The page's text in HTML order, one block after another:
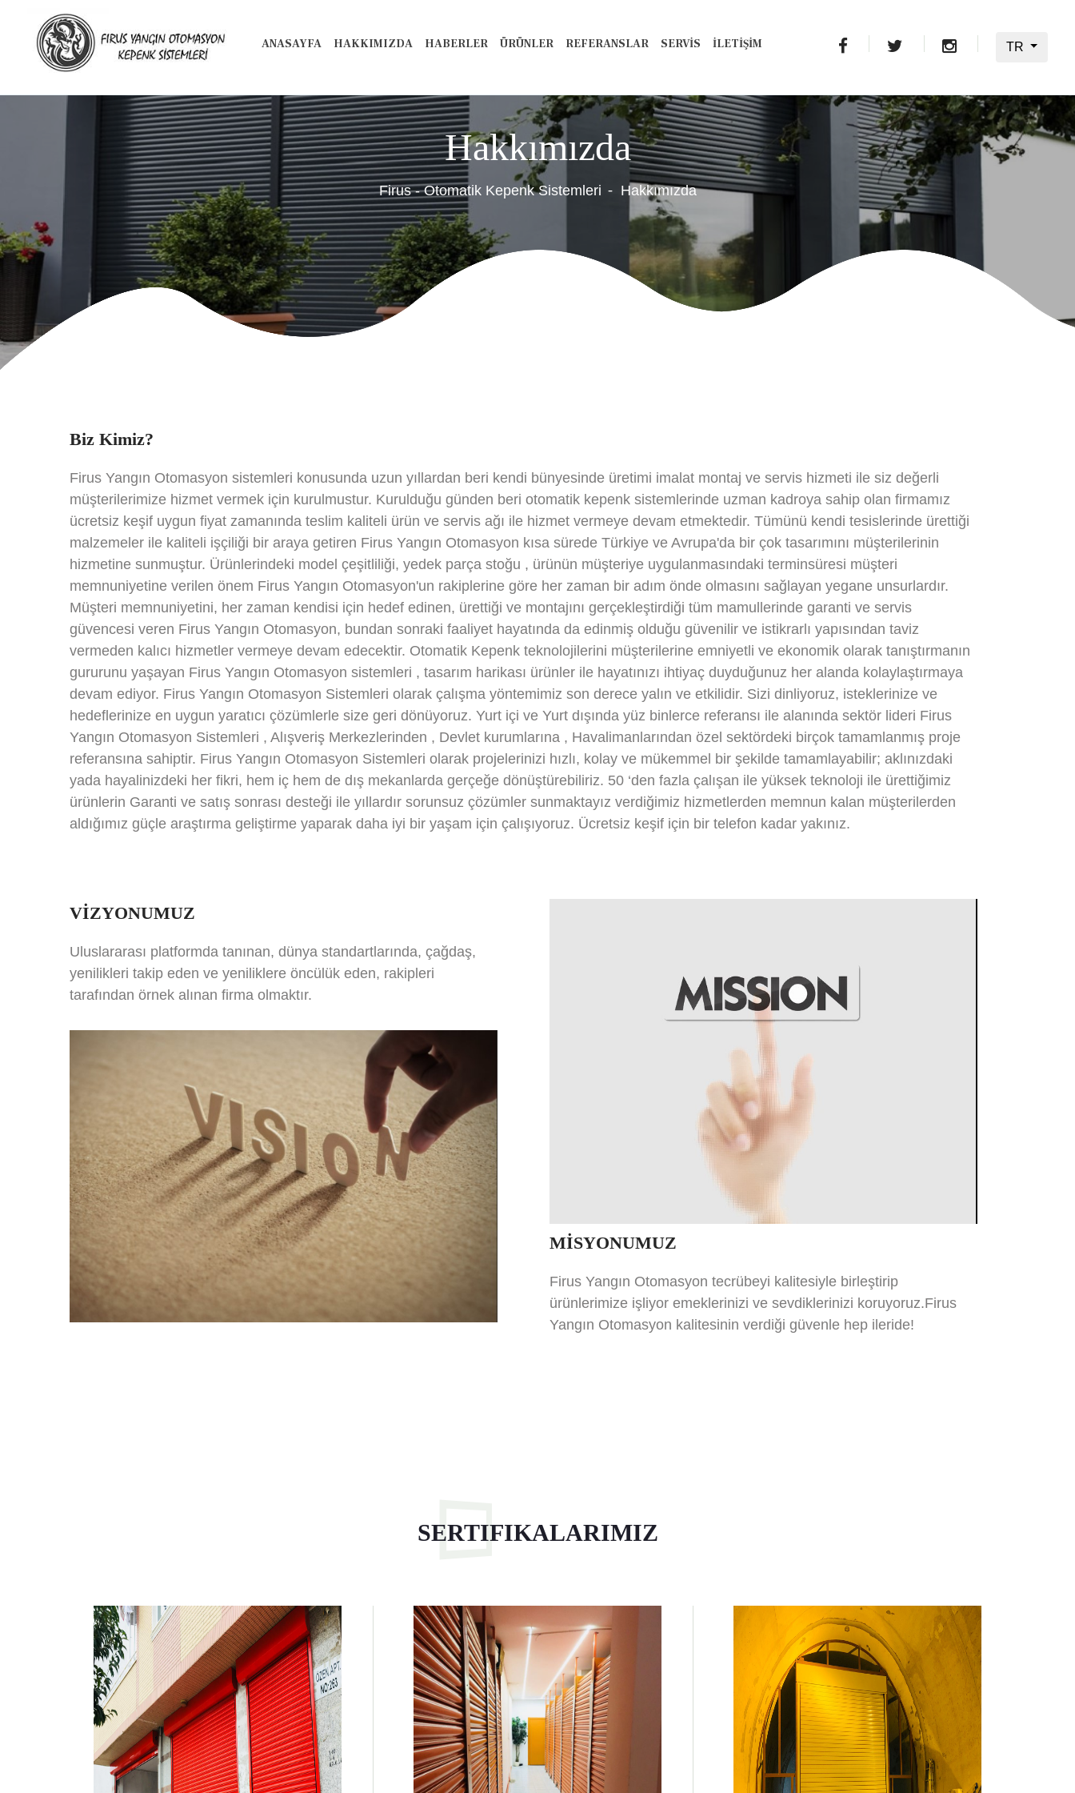
TR
ANASAYFA HAKKIMIZDA HABERLER ÜRÜNLER REFERANSLAR SERVİS İLETİŞİM
Hakkımızda
Firus - Otomatik Kepenk Sistemleri Hakkımızda
Biz Kimiz?
Firus Yangın Otomasyon sistemleri konusunda uzun yıllardan beri kendi bünyesinde üretimi imalat montaj ve servis hizmeti ile siz değerli
müşterilerimize hizmet vermek için kurulmustur. Kurulduğu günden beri otomatik kepenk sistemlerinde uzman kadroya sahip olan firmamız
ücretsiz keşif uygun fiyat zamanında teslim kaliteli ürün ve servis ağı ile hizmet vermeye devam etmektedir. Tümünü kendi tesislerinde ürettiği
malzemeler ile kaliteli işçiliği bir araya getiren Firus Yangın Otomasyon kısa sürede Türkiye ve Avrupa'da bir çok tasarımını müşterilerinin
hizmetine sunmuştur. Ürünlerindeki model çeşitliliği, yedek parça stoğu , ürünün müşteriye uygulanmasındaki terminsüresi müşteri
memnuniyetine verilen önem Firus Yangın Otomasyon'un rakiplerine göre her zaman bir adım önde olmasını sağlayan yegane unsurlardır.
Müşteri memnuniyetini, her zaman kendisi için hedef edinen, ürettiği ve montajını gerçekleştirdiği tüm mamullerinde garanti ve servis
güvencesi veren Firus Yangın Otomasyon, bundan sonraki faaliyet hayatında da edinmiş olduğu güvenilir ve istikrarlı yapısından taviz
vermeden kalıcı hizmetler vermeye devam edecektir. Otomatik Kepenk teknolojilerini müşterilerine emniyetli ve ekonomik olarak tanıştırmanın
gururunu yaşayan Firus Yangın Otomasyon sistemleri , tasarım harikası ürünler ile hayatınızı ihtiyaç duyduğunuz her alanda kolaylaştırmaya
devam ediyor. Firus Yangın Otomasyon Sistemleri olarak çalışma yöntemimiz son derece yalın ve etkilidir. Sizi dinliyoruz, isteklerinize ve
hedeflerinize en uygun yaratıcı çözümlerle size geri dönüyoruz. Yurt içi ve Yurt dışında yüz binlerce referansı ile alanında sektör lideri Firus
Yangın Otomasyon Sistemleri , Alışveriş Merkezlerinden , Devlet kurumlarına , Havalimanlarından özel sektördeki birçok tamamlanmış proje
referansına sahiptir. Firus Yangın Otomasyon Sistemleri olarak projelerinizi hızlı, kolay ve mükemmel bir şekilde tamamlayabilir; aklınızdaki
yada hayalinizdeki her fikri, hem iç hem de dış mekanlarda gerçeğe dönüştürebiliriz. 50 ‘den fazla çalışan ile yüksek teknoloji ile ürettiğimiz
ürünlerin Garanti ve satış sonrası desteği ile yıllardır sorunsuz çözümler sunmaktayız verdiğimiz hizmetlerden memnun kalan müşterilerden
aldığımız güçle araştırma geliştirme yaparak daha iyi bir yaşam için çalışıyoruz. Ücretsiz keşif için bir telefon kadar yakınız.
VİZYONUMUZ
Uluslararası platformda tanınan, dünya standartlarında, çağdaş,
yenilikleri takip eden ve yeniliklere öncülük eden, rakipleri
tarafından örnek alınan firma olmaktır.
MİSYONUMUZ
Firus Yangın Otomasyon tecrübeyi kalitesiyle birleştirip
ürünlerimize işliyor emeklerinizi ve sevdiklerinizi koruyoruz.Firus
Yangın Otomasyon kalitesinin verdiği güvenle hep ileride!
SERTIFIKALARIMIZ